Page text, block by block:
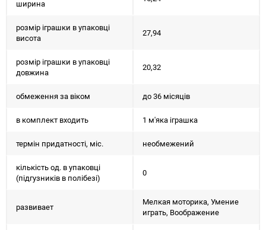
ширина
розмір іграшки в упаковці
висота
27,94
розмір іграшки в упаковці
довжина
20,32
обмеження за віком до 36 місяців
в комплект входить 1 м'яка іграшка
термін придатності, міс. необмежений
кількість од. в упаковці
(підгузників в полібезі)
0
развивает
Мелкая моторика, Умение
играть, Воображение